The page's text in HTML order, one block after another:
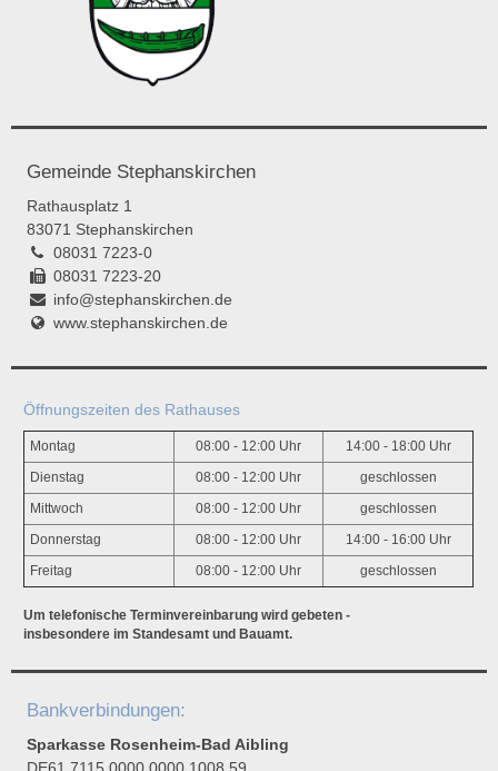
Gemeinde Stephanskirchen
Rathausplatz 1
83071 Stephanskirchen
08031 7223-0
08031 7223-20
info@stephanskirchen.de
www.stephanskirchen.de
Öffnungszeiten des Rathauses
Montag 08:00 - 12:00 Uhr 14:00 - 18:00 Uhr
Dienstag 08:00 - 12:00 Uhr geschlossen
Mittwoch 08:00 - 12:00 Uhr geschlossen
Donnerstag 08:00 - 12:00 Uhr 14:00 - 16:00 Uhr
Freitag 08:00 - 12:00 Uhr geschlossen
Um telefonische Terminvereinbarung wird gebeten -
insbesondere im Standesamt und Bauamt.
Bankverbindungen:
Sparkasse Rosenheim-Bad Aibling